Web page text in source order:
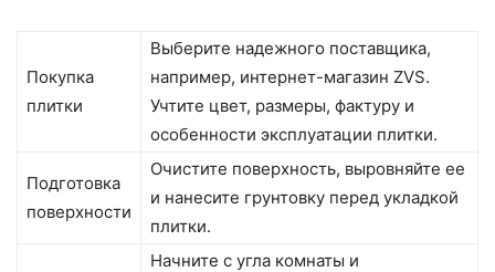
Покупка
плитки
Выберите надежного поставщика,
например, интернет-магазин ZVS.
Учтите цвет, размеры, фактуру и
особенности эксплуатации плитки.
Подготовка
поверхности
Очистите поверхность, выровняйте ее
и нанесите грунтовку перед укладкой
плитки.
Начните с угла комнаты и